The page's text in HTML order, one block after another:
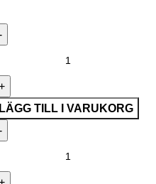
LÄGG TILL I VARUKORG